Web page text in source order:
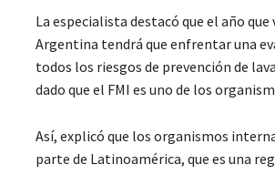
La especialista destacó que el año
Argentina tendrá que enfrentar una
todos los riesgos de prevención de
dado que el FMI es uno de los
Así, explicó que los organismos
parte de Latinoamérica, que es una